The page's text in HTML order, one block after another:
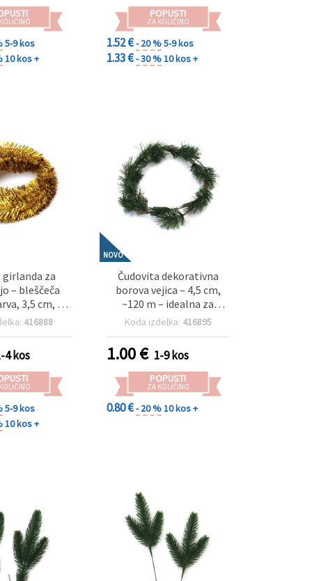
5-9 kos
10 kos +
POPUSTI
ZA KOLIČINO
1.52 €- 20 %5-9 kos
1.33 €- 30 %10 kos +
girlanda za
– bleščeča
3,5 cm, ~5
lameta trak
416888
4 kos
5-9 kos
10 kos +
NOVO
Čudovita dekorativna
borova vejica – 4,5 cm,
~120 m – idealna za
božične girlande,
doma in ustvarjalne
hobby craft projekte
Koda izdelka: 416895
1.00€ 1-9 kos
POPUSTI
ZA KOLIČINO
0.80 €- 20 %10 kos +